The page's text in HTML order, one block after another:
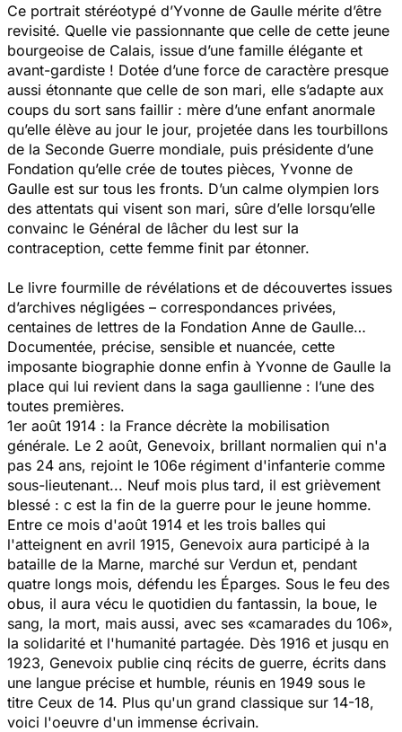
Ce portrait stéréotypé d’Yvonne de Gaulle mérite d’être
revisité. Quelle vie passionnante que celle de cette jeune
bourgeoise de Calais, issue d’une famille élégante et
avant-gardiste ! Dotée d’une force de caractère presque
aussi étonnante que celle de son mari, elle s’adapte aux
coups du sort sans faillir : mère d’une enfant anormale
qu’elle élève au jour le jour, projetée dans les tourbillons
de la Seconde Guerre mondiale, puis présidente d’une
Fondation qu’elle crée de toutes pièces, Yvonne de
Gaulle est sur tous les fronts. D’un calme olympien lors
des attentats qui visent son mari, sûre d’elle lorsqu’elle
convainc le Général de lâcher du lest sur la
contraception, cette femme finit par étonner.
Le livre fourmille de révélations et de découvertes issues
d’archives négligées – correspondances privées,
centaines de lettres de la Fondation Anne de Gaulle…
Documentée, précise, sensible et nuancée, cette
imposante biographie donne enfin à Yvonne de Gaulle la
place qui lui revient dans la saga gaullienne : l’une des
toutes premières.
1er août 1914 : la France décrète la mobilisation
générale. Le 2 août, Genevoix, brillant normalien qui n'a
pas 24 ans, rejoint le 106e régiment d'infanterie comme
sous-lieutenant... Neuf mois plus tard, il est grièvement
blessé : c est la fin de la guerre pour le jeune homme.
Entre ce mois d'août 1914 et les trois balles qui
l'atteignent en avril 1915, Genevoix aura participé à la
bataille de la Marne, marché sur Verdun et, pendant
quatre longs mois, défendu les Éparges. Sous le feu des
obus, il aura vécu le quotidien du fantassin, la boue, le
sang, la mort, mais aussi, avec ses «camarades du 106»,
la solidarité et l'humanité partagée. Dès 1916 et jusqu en
1923, Genevoix publie cinq récits de guerre, écrits dans
une langue précise et humble, réunis en 1949 sous le
titre Ceux de 14. Plus qu'un grand classique sur 14-18,
voici l'oeuvre d'un immense écrivain.